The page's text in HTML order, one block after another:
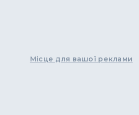
Місце для вашої реклами